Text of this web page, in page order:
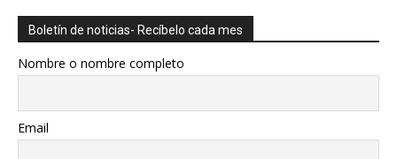
Boletín de noticias- Recíbelo cada mes
Nombre o nombre completo
Email